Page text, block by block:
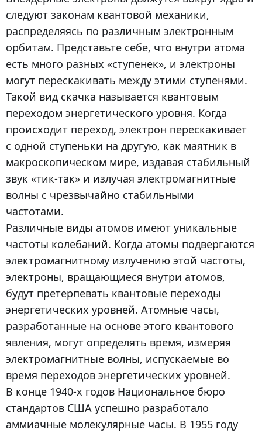
следуют законам квантовой механики,
распределяясь по различным электронным
орбитам. Представьте себе, что внутри атома
есть много разных «ступенек», и электроны
могут перескакивать между этими ступенями.
Такой вид скачка называется квантовым
переходом энергетического уровня. Когда
происходит переход, электрон перескакивает
с одной ступеньки на другую, как маятник в
макроскопическом мире, издавая стабильный
звук «тик-так» и излучая электромагнитные
волны с чрезвычайно стабильными
частотами.
Различные виды атомов имеют уникальные
частоты колебаний. Когда атомы подвергаются
электромагнитному излучению этой частоты,
электроны, вращающиеся внутри атомов,
будут претерпевать квантовые переходы
энергетических уровней. Атомные часы,
разработанные на основе этого квантового
явления, могут определять время, измеряя
электромагнитные волны, испускаемые во
время переходов энергетических уровней.
В конце 1940-х годов Национальное бюро
стандартов США успешно разработало
аммиачные молекулярные часы. В 1955 году